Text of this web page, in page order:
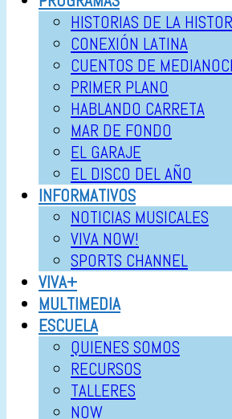
HISTORIAS DE LA
CONEXIÓN LATINA
CUENTOS DE
PRIMER PLANO
HABLANDO CARRETA
MAR DE FONDO
EL GARAJE
EL DISCO DEL AÑO
INFORMATIVOS
NOTICIAS MUSICALES
VIVA NOW!
SPORTS CHANNEL
VIVA+
MULTIMEDIA
ESCUELA
QUIENES SOMOS
RECURSOS
TALLERES
NOW